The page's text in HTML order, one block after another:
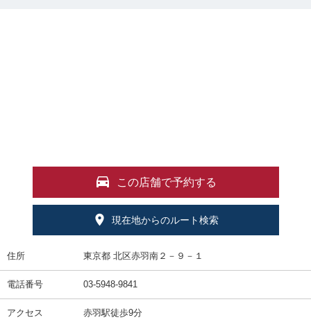
この店舗で予約する
現在地からのルート検索
住所 東京都 北区赤羽南２－９－１
電話番号 03-5948-9841
アクセス 赤羽駅徒歩9分